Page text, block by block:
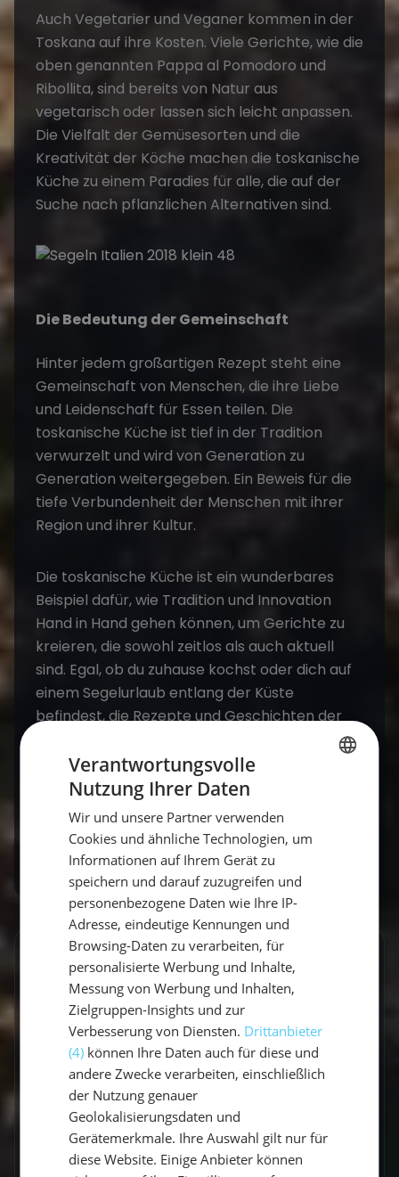
Auch Vegetarier und Veganer kommen in der
Toskana auf ihre Kosten. Viele Gerichte, wie die
oben genannten Pappa al Pomodoro und
Ribollita, sind bereits von Natur aus
vegetarisch oder lassen sich leicht anpassen.
Die Vielfalt der Gemüsesorten und die
Kreativität der Köche machen die toskanische
Küche zu einem Paradies für alle, die auf der
Suche nach pflanzlichen Alternativen sind.
Die Bedeutung der Gemeinschaft
Hinter jedem großartigen Rezept steht eine
Gemeinschaft von Menschen, die ihre Liebe
und Leidenschaft für Essen teilen. Die
toskanische Küche ist tief in der Tradition
verwurzelt und wird von Generation zu
Generation weitergegeben. Ein Beweis für die
tiefe Verbundenheit der Menschen mit ihrer
Region und ihrer Kultur.
Die toskanische Küche ist ein wunderbares
Beispiel dafür, wie Tradition und Innovation
Hand in Hand gehen können, um Gerichte zu
kreieren, die sowohl zeitlos als auch aktuell
sind. Egal, ob du zuhause kochst oder dich auf
einem Segelurlaub entlang der Küste
befindest, die Rezepte und Geschichten der
kulinarischen Tradition zu werden.
Bereit für dein nächstes Abenteuer auf dem
Wasser? Entdeckeunsere Mitsegel-Törns
GESCHRIEBEN VON
Claudia Grubert
Travel Influencerin & Segel-Expertin
Claudia ist begeisterte Travel Influencerin und
leidenschaftliche Seglerin. Auf unserem Blog
teilt sie ihre besten Reiseerlebnisse, fundierte
Revierberichte und praktisches Segelwissen
für dein nächstes Abenteuer auf dem Wasser.
Verantwortungsvolle
Nutzung Ihrer Daten
Wir und unsere Partner verwenden
Cookies und ähnliche Technologien, um
Informationen auf Ihrem Gerät zu
speichern und darauf zuzugreifen und
personenbezogene Daten wie Ihre IP-
Adresse, eindeutige Kennungen und
Browsing-Daten zu verarbeiten, für
personalisierte Werbung und Inhalte,
Messung von Werbung und Inhalten,
Zielgruppen-Insights und zur
Verbesserung von Diensten. Drittanbieter
(4) können Ihre Daten auch für diese und
andere Zwecke verarbeiten, einschließlich
der Nutzung genauer
Geolokalisierungsdaten und
Gerätemerkmale. Ihre Auswahl gilt nur für
diese Website. Einige Anbieter können